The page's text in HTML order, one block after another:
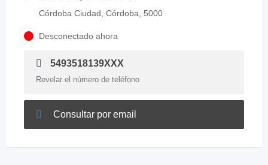
Córdoba Ciudad, Córdoba, 5000
Desconectado ahora
5493518139XXX
Revelar el número de teléfono
Consultar por email